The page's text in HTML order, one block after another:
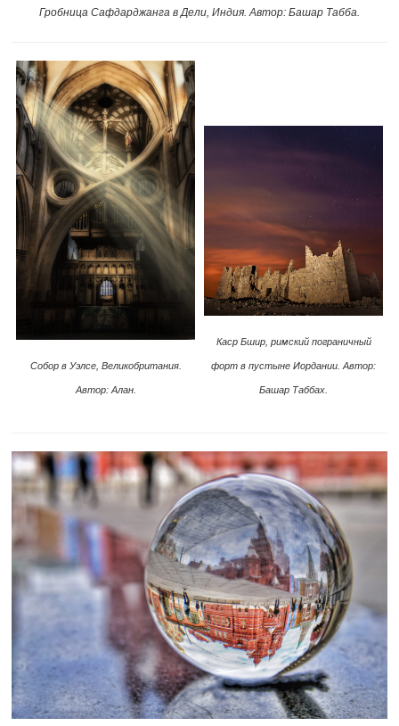
Гробница Сафдарджанга в Дели, Индия. Автор: Башар Табба.
Собор в Уэлсе, Великобритания.
Автор: Алан.
Каср Бшир, римский пограничный
форт в пустыне Иордании. Автор:
Башар Таббах.